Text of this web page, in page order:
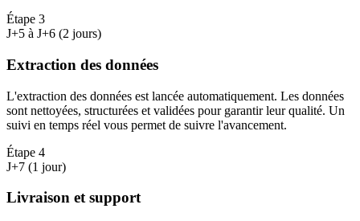
Étape 3
J+5 à J+6 (2 jours)
Extraction des données
L'extraction des données est lancée automatiquement. Les données
sont nettoyées, structurées et validées pour garantir leur qualité. Un
suivi en temps réel vous permet de suivre l'avancement.
Étape 4
J+7 (1 jour)
Livraison et support